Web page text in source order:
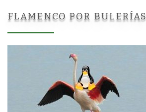
FLAMENCO POR BULERÍAS